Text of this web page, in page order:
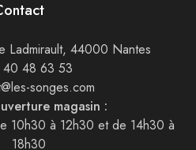
Ladmirault, 44000 Nantes
48 63 53
songes.com
magasin :
10h30 à 12h30 et de 14h30 à
18h30